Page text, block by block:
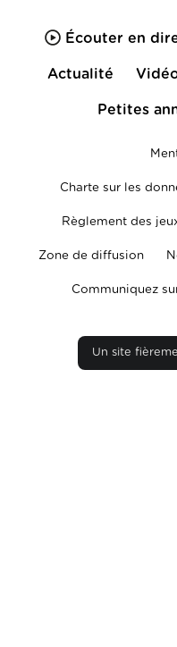
Écouter en
Actualité
Petites
Charte sur les
Règlement des
Zone de diffusion
Communiquez
Un site